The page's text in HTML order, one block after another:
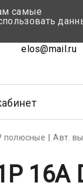
elos@mail.ru
полюсные
Авт.
16A
самые